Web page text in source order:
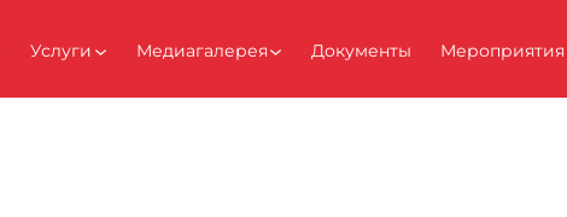
Услуги Медиагалерея Документы Мероприятия